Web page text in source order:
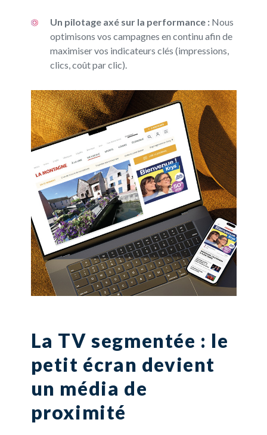
Un pilotage axé sur la performance :Nous
optimisons vos campagnes en continu afin de
maximiser vos indicateurs clés (impressions,
clics, coût par clic).
La TV segmentée : le
petit écran devient
un média de
proximité